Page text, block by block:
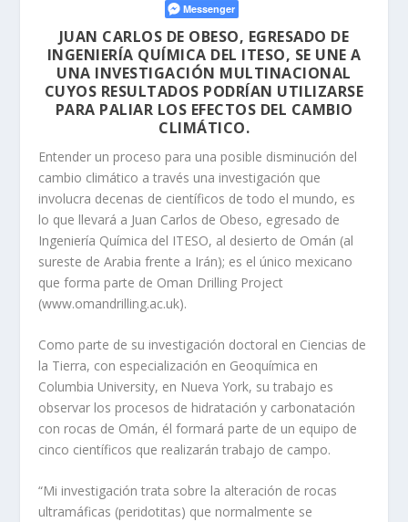
Messenger
JUAN CARLOS DE OBESO, EGRESADO DE
INGENIERÍA QUÍMICA DEL ITESO, SE UNE A
UNA INVESTIGACIÓN MULTINACIONAL
CUYOS RESULTADOS PODRÍAN UTILIZARSE
PARA PALIAR LOS EFECTOS DEL CAMBIO
CLIMÁTICO.
Entender un proceso para una posible disminución del
cambio climático a través una investigación que
involucra decenas de científicos de todo el mundo, es
lo que llevará a Juan Carlos de Obeso, egresado de
Ingeniería Química del ITESO, al desierto de Omán (al
sureste de Arabia frente a Irán); es el único mexicano
que forma parte de Oman Drilling Project
(www.omandrilling.ac.uk).
Como parte de su investigación doctoral en Ciencias de
la Tierra, con especialización en Geoquímica en
Columbia University, en Nueva York, su trabajo es
observar los procesos de hidratación y carbonatación
con rocas de Omán, él formará parte de un equipo de
cinco científicos que realizarán trabajo de campo.
“Mi investigación trata sobre la alteración de rocas
ultramáficas (peridotitas) que normalmente se